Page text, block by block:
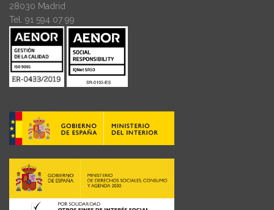
28030 Madrid
Tel. 91 594 07 99